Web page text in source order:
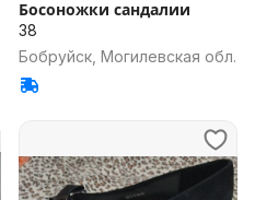
Босоножки сандалии
38
Бобруйск, Могилевская обл.